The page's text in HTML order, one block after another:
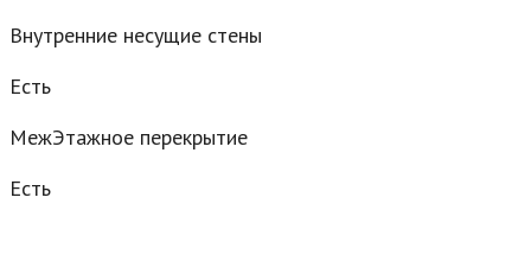
Внутренние несущие стены
Есть
МежЭтажное перекрытие
Есть